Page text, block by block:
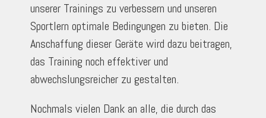
unserer Trainings zu verbessern und unseren
Sportlern optimale Bedingungen zu bieten. Die
Anschaffung dieser Geräte wird dazu beitragen,
das Training noch effektiver und
abwechslungsreicher zu gestalten.
Nochmals vielen Dank an alle, die durch das